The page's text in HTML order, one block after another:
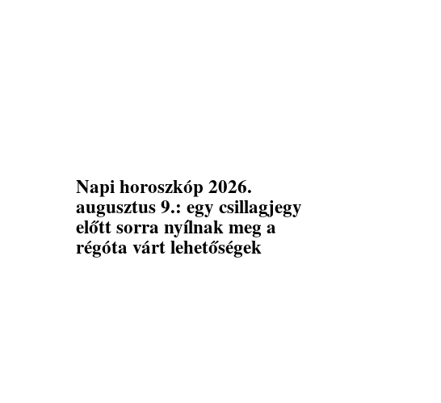
Napi horoszkóp 2026.
augusztus 9.: egy csillagjegy
előtt sorra nyílnak meg a
régóta várt lehetőségek